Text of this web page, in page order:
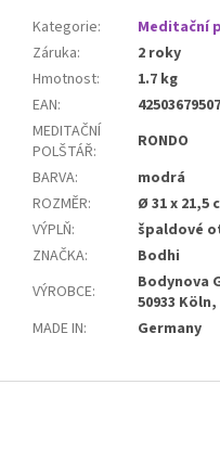
Kategorie:
Meditační
Záruka:
2 roky
Hmotnost:
1.7 kg
EAN:
MEDITAČNÍ
POLŠTÁŘ:
RONDO
BARVA:
modrá
ROZMĚR:
Ø 31 x 21,5
VÝPLŇ:
špaldové
ZNAČKA:
Bodhi
VÝROBCE:
Bodynova
50933
MADE IN: Germany